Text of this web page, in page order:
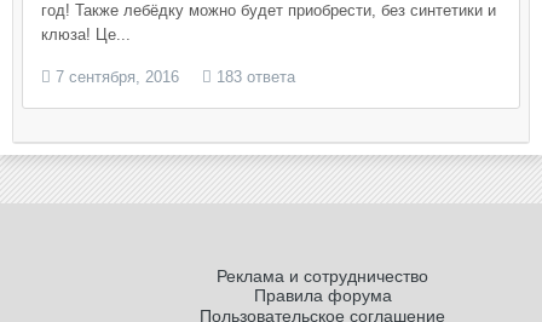
год! Также лебёдку можно будет приобрести, без синтетики и
клюза! Це...
7 сентября, 2016 183 ответа
Реклама и сотрудничество
Правила форума
Пользовательское соглашение